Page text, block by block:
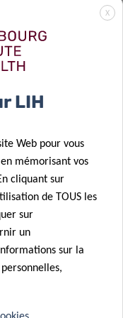
21 Juil 2022
Menu
Des femmes
font entendre
leur voix pour
la recherche
sur le cancer
Une voix pour
X
LIH
Web pour vous
mémorisant vos
cliquant sur
de TOUS les
sur
un
sur la